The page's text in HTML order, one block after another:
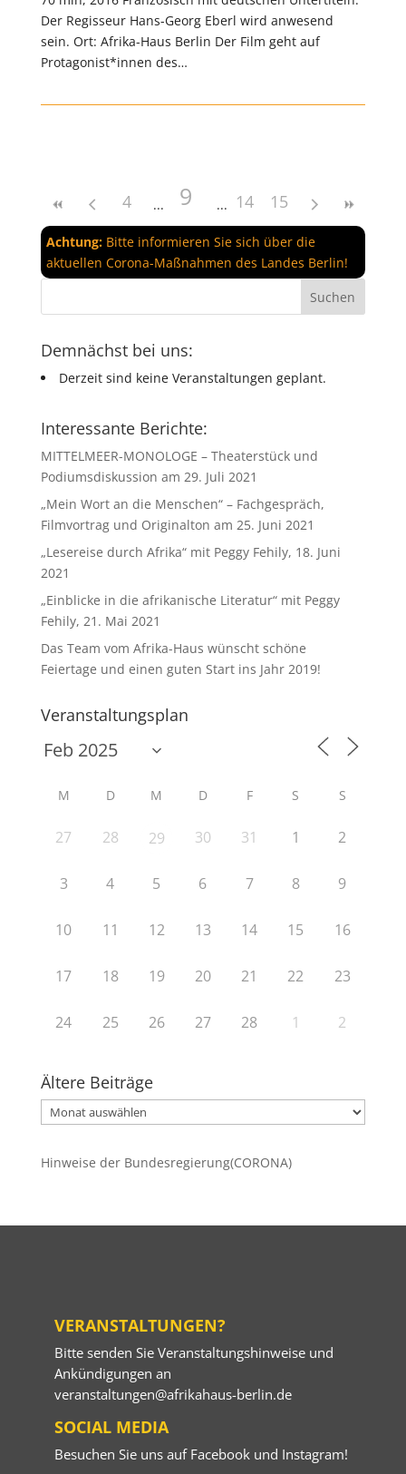
Der Regisseur Hans-Georg Eberl wird anwesend
sein. Ort: Afrika-Haus Berlin Der Film geht auf
Protagonist*innen des…
4 9 14 15
Achtung:Bitte informieren Sie sich über die
aktuellen Corona-Maßnahmen des Landes Berlin!
Demnächst bei uns:
Derzeit sind keine Veranstaltungen geplant.
Interessante Berichte:
MITTELMEER-MONOLOGE – Theaterstück und
Podiumsdiskussion am 29. Juli 2021
„Mein Wort an die Menschen“ – Fachgespräch,
Filmvortrag und Originalton am 25. Juni 2021
„Lesereise durch Afrika“ mit Peggy Fehily, 18. Juni
2021
„Einblicke in die afrikanische Literatur“ mit Peggy
Fehily, 21. Mai 2021
Das Team vom Afrika-Haus wünscht schöne
Feiertage und einen guten Start ins Jahr 2019!
Veranstaltungsplan
M D M D F S S
27 28 29 30 31 1 2
3 4 5 6 7 8 9
10 11 12 13 14 15 16
17 18 19 20 21 22 23
24 25 26 27 28 1 2
Ältere Beiträge
Ältere
Beiträge
Hinweise der Bundesregierung(CORONA)
VERANSTALTUNGEN?
Bitte senden Sie Veranstaltungshinweise und
Ankündigungen an
veranstaltungen@afrikahaus-berlin.de
SOCIAL MEDIA
Besuchen Sie uns auf Facebookund Instagram!